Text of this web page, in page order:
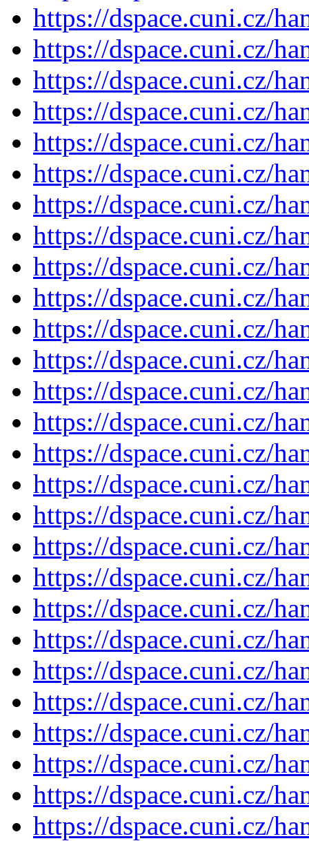
https://dspace.cuni.cz/
https://dspace.cuni.cz/
https://dspace.cuni.cz/
https://dspace.cuni.cz/
https://dspace.cuni.cz/
https://dspace.cuni.cz/
https://dspace.cuni.cz/
https://dspace.cuni.cz/
https://dspace.cuni.cz/
https://dspace.cuni.cz/
https://dspace.cuni.cz/
https://dspace.cuni.cz/
https://dspace.cuni.cz/
https://dspace.cuni.cz/
https://dspace.cuni.cz/
https://dspace.cuni.cz/
https://dspace.cuni.cz/
https://dspace.cuni.cz/
https://dspace.cuni.cz/
https://dspace.cuni.cz/
https://dspace.cuni.cz/
https://dspace.cuni.cz/
https://dspace.cuni.cz/
https://dspace.cuni.cz/
https://dspace.cuni.cz/
https://dspace.cuni.cz/
https://dspace.cuni.cz/